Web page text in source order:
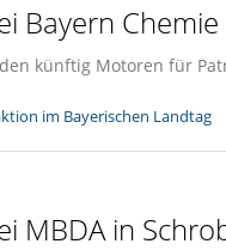
Bayern
künftig Motoren für
im Bayerischen Landtag
MBDA in